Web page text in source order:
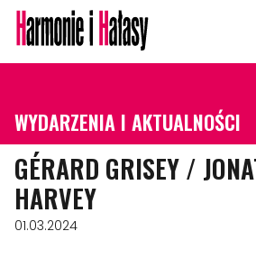
WYDARZENIA I AKTUALNOŚCI
GÉRARD GRISEY /
HARVEY
01.03.2024